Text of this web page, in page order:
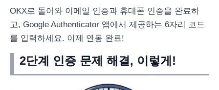
OKX로 돌아와 이메일 인증과 휴대폰 인증을 완료하
고, Google Authenticator 앱에서 제공하는 6자리 코드
를 입력하세요. 이제 연동 완료!
2단계 인증 문제 해결, 이렇게!